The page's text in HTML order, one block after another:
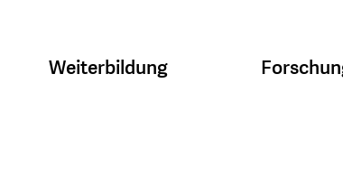
Weiterbildung